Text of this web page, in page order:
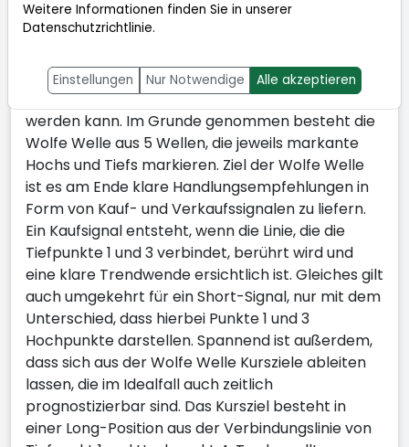
jede Kraft auch eine Gegenkraft braucht. Im
Finanzmarkt zeigt sich dieses
Wellenmustern, die in ihrer Entstehungsphase
erkannt und deren weiterer Verlauf projiziert
werden kann. Im Grunde genommen besteht die
Wolfe Welle aus 5 Wellen, die jeweils markante
Hochs und Tiefs markieren. Ziel der Wolfe Welle
ist es am Ende klare Handlungsempfehlungen in
Form von Kauf- und Verkaufssignalen zu liefern.
Ein Kaufsignal entsteht, wenn die Linie, die die
Tiefpunkte 1 und 3 verbindet, berührt wird und
eine klare Trendwende ersichtlich ist. Gleiches gilt
auch umgekehrt für ein Short-Signal, nur mit dem
Unterschied, dass hierbei Punkte 1 und 3
Hochpunkte darstellen. Spannend ist außerdem,
dass sich aus der Wolfe Welle Kursziele ableiten
lassen, die im Idealfall auch zeitlich
prognostizierbar sind. Das Kursziel besteht in
einer Long-Position aus der Verbindungslinie von
Weitere Informationen finden Sie in unserer
Datenschutzrichtlinie.
Einstellungen Nur Notwendige Alle akzeptieren